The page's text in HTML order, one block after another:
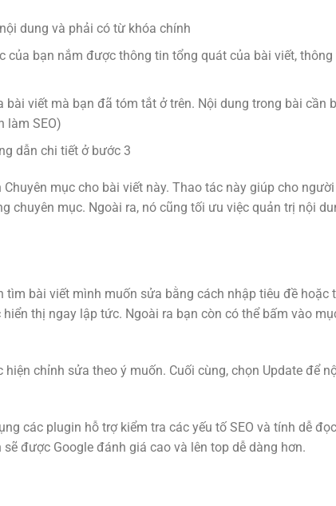
dung và phải có từ khóa chính
của bạn nắm được thông tin tổng quát của bài viết,
bài viết mà bạn đã tóm tắt ở trên. Nội dung trong bài cần
làm SEO)
dẫn chi tiết ở bước 3
mục cho bài viết này. Thao tác này giúp cho
chuyên mục. Ngoài ra, nó cũng tối ưu việc quản trị nội
bài viết mình muốn sửa bằng cách nhập tiêu đề hoặc
thị ngay lập tức. Ngoài ra bạn còn có thể bấm vào
chỉnh sửa theo ý muốn. Cuối cùng, chọn Update để
các plugin hỗ trợ kiểm tra các yếu tố SEO và tính dễ
được Google đánh giá cao và lên top dễ dàng hơn.